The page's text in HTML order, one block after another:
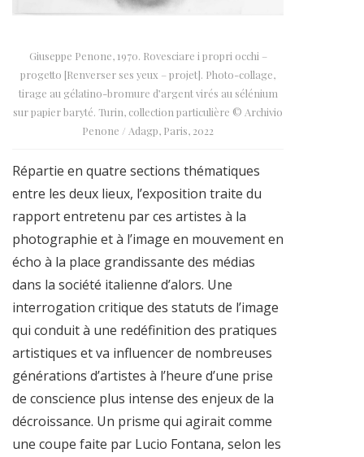
Giuseppe Penone, 1970. Rovesciare i propri occhi –
progetto [Renverser ses yeux – projet]. Photo-collage,
tirage au gélatino-bromure d’argent virés au sélénium
sur papier baryté. Turin, collection particulière © Archivio
Penone / Adagp, Paris, 2022
Répartie en quatre sections thématiques
entre les deux lieux, l’exposition traite du
rapport entretenu par ces artistes à la
photographie et à l’image en mouvement en
écho à la place grandissante des médias
dans la société italienne d’alors. Une
interrogation critique des statuts de l’image
qui conduit à une redéfinition des pratiques
artistiques et va influencer de nombreuses
générations d’artistes à l’heure d’une prise
de conscience plus intense des enjeux de la
décroissance. Un prisme qui agirait comme
une coupe faite par Lucio Fontana, selon les